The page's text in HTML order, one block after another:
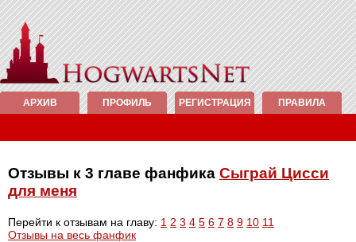
АРХИВ ПРОФИЛЬ РЕГИСТРАЦИЯ ПРАВИЛА
Отзывы к 3 главе фанфика Сыграй Цисси
для меня
Перейти к отзывам на главу: 1 2 3 4 5 6 7 8 9 10 11
Отзывы на весь фанфик